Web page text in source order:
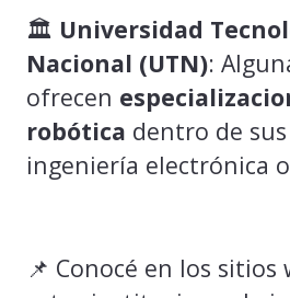
🏛️ Universidad
Nacional (UTN):
ofrecen
robótica dentro de
ingeniería electrónica
📌 Conocé en los sitios